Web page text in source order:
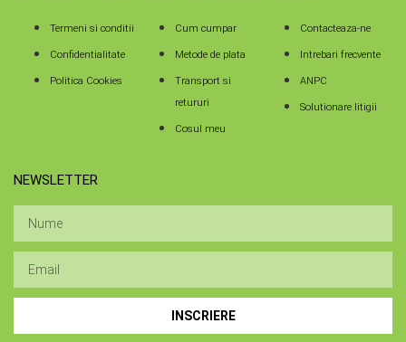
Termeni si conditii
Confidentialitate
Politica Cookies
Cum cumpar
Metode de plata
Transport si
retururi
Cosul meu
Contacteaza-ne
Intrebari frecvente
ANPC
Solutionare litigii
NEWSLETTER
INSCRIERE